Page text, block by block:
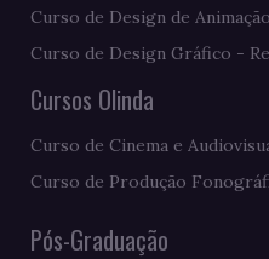
Curso de Design de
Curso de Design Gráfico -
Cursos Olinda
Curso de Cinema e
Curso de Produção
Pós-Graduação